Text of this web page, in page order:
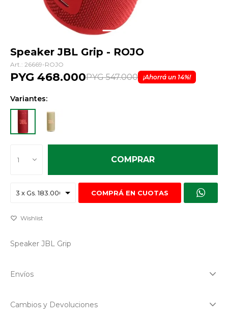
Speaker JBL Grip - ROJO
26669-ROJO
PYG 468.000PYG 547.000 14
Variantes:
1 COMPRAR
COMPRÁ EN CUOTAS
Speaker JBL Grip
Envíos
Cambios y Devoluciones